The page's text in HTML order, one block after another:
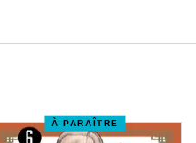
À PARAÎTRE